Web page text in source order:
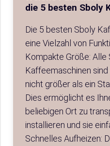
die 5 besten Sboly
Die 5 besten Sboly
eine Vielzahl von
Kompakte Größe: Alle
Kaffeemaschinen
nicht größer als ein
Dies ermöglicht es
beliebigen Ort zu
installieren und sie
Schnelles Aufheizen: